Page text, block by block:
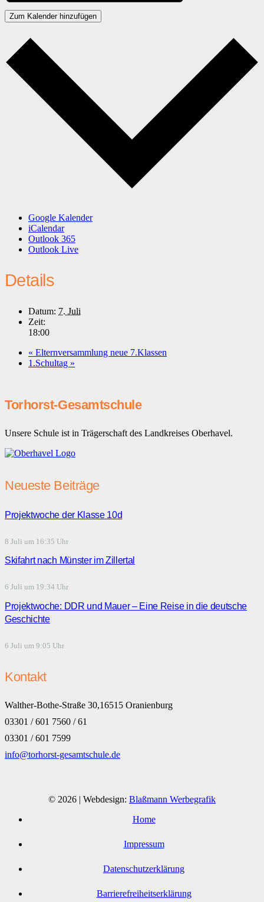
Zum Kalender hinzufügen
Google Kalender
iCalendar
Outlook 365
Outlook Live
Details
Datum: 7. Juli
Zeit:
18:00
« Elternversammlung neue 7.Klassen
1.Schultag »
Torhorst-Gesamtschule
Unsere Schule ist in Trägerschaft des Landkreises Oberhavel.
Neueste Beiträge
Projektwoche der Klasse 10d
8 Juli um 16:35 Uhr
Skifahrt nach Münster im Zillertal
6 Juli um 19:34 Uhr
Projektwoche: DDR und Mauer – Eine Reise in die deutsche
Geschichte
6 Juli um 9:05 Uhr
Kontakt
Walther-Bothe-Straße 30,16515 Oranienburg
03301 / 601 7560 / 61
03301 / 601 7599
info@torhorst-gesamtschule.de
© 2026 | Webdesign: Blaßmann Werbegrafik
Home
Impressum
Datenschutzerklärung
Barrierefreiheitserklärung